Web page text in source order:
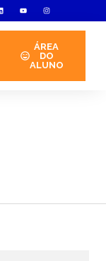
ÁREA
DO
ALUNO